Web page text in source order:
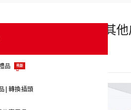
品 最新
|轉換插頭
其